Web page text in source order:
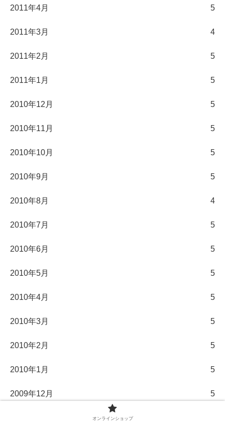
2011年4月 5
2011年3月 4
2011年2月 5
2011年1月 5
2010年12月 5
2010年11月 5
2010年10月 5
2010年9月 5
2010年8月 4
2010年7月 5
2010年6月 5
2010年5月 5
2010年4月 5
2010年3月 5
2010年2月 5
2010年1月 5
2009年12月 5
オンラインショップ